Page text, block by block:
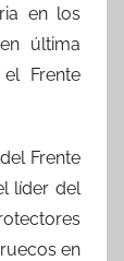
en los
última
Frente
Frente
líder del
en